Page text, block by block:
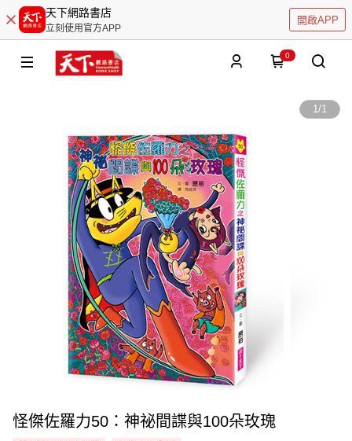
天下網路書店
立刻使用官方APP
開啟APP
0
1/1
怪傑佐羅力50：神祕間諜與100朵玫瑰